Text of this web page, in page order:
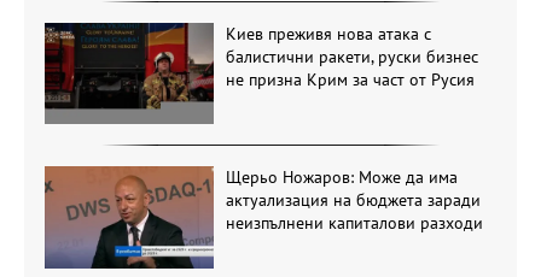
Киев преживя нова атака с
балистични ракети, руски бизнес
не призна Крим за част от Русия
Щерьо Ножаров: Може да има
актуализация на бюджета заради
неизпълнени капиталови разходи